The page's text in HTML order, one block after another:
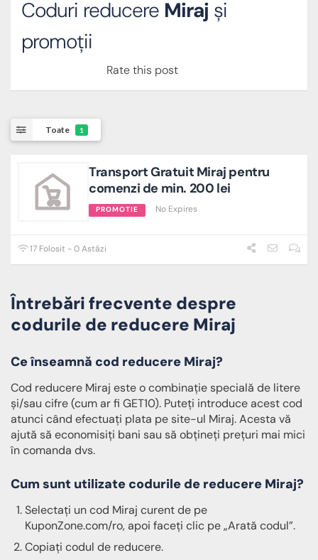
Coduri reducere Miraj și
promoții
Rate this post
Toate 1
Transport Gratuit Miraj pentru
comenzi de min. 200 lei
PROMOTIE No Expires
17 Folosit - 0 Astăzi
Întrebări frecvente despre
codurile de reducere Miraj
Ce înseamnă cod reducere Miraj?
Cod reducere Miraj este o combinație specială de litere
și/sau cifre (cum ar fi GET10). Puteți introduce acest cod
atunci când efectuați plata pe site-ul Miraj. Acesta vă
ajută să economisiți bani sau să obțineți prețuri mai mici
în comanda dvs.
Cum sunt utilizate codurile de reducere Miraj?
Selectați un cod Miraj curent de pe
KuponZone.com/ro, apoi faceți clic pe „Arată codul”.
Copiați codul de reducere.